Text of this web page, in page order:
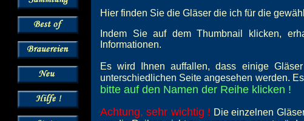
Hier finden Sie die Gläser die ich für die
Indem Sie auf dem Thumbnail klicken,
Informationen.
Es wird Ihnen auffallen, dass einige
unterschiedlichen Seite angesehen werden.
bitte auf den Namen der Reihe klicken !
Achtung, sehr wichtig ! Die einzelnen